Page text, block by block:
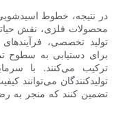
در نتیجه، خطوط
محصولات فلزی، نقش
تولید تخصصی،
برای دستیابی به سطوح
ترکیب می‌کنند. با
تولیدکنندگان می‌توانند
تضمین کنند که منجر به